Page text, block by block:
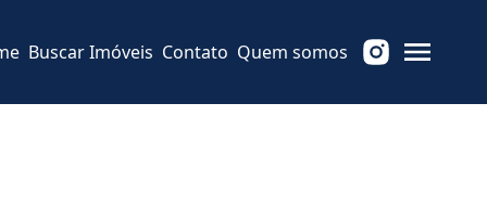
Buscar Imóveis Contato Quem somos